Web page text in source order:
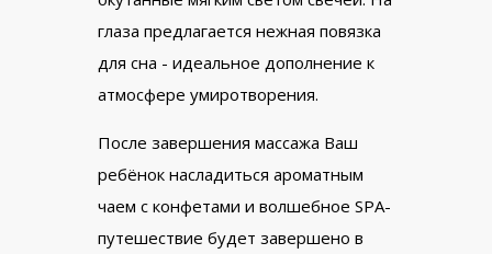
глаза предлагается нежная повязка
для сна - идеальное дополнение к
атмосфере умиротворения.
После завершения массажа Ваш
ребёнок насладиться ароматным
чаем с конфетами и волшебное SPA-
путешествие будет завершено в